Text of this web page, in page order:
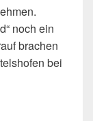
noch ein
brachen
bei